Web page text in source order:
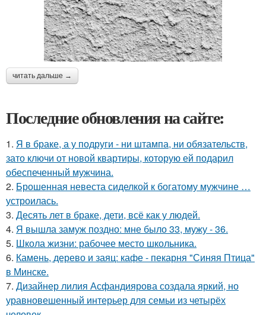
читать дальше →
Последние обновления на сайте:
1. Я в браке, а у подруги - ни штампа, ни обязательств,
зато ключи от новой квартиры, которую ей подарил
обеспеченный мужчина.
2. Брошенная невеста сиделкой к богатому мужчине …
устроилась.
3. Десять лет в браке, дети, всё как у людей.
4. Я вышла замуж поздно: мне было 33, мужу - 36.
5. Школа жизни: рабочее место школьника.
6. Камень, дерево и заяц: кафе - пекарня "Синяя Птица"
в Минске.
7. Дизайнер лилия Асфандиярова создала яркий, но
уравновешенный интерьер для семьи из четырёх